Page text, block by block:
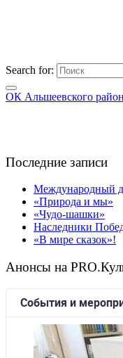
Search for:
ОК Альшеевского
Последние записи
Международный
«Природа и мы»
«Чудо-шашки»
Наследники
«В мире сказок»!
Анонсы на